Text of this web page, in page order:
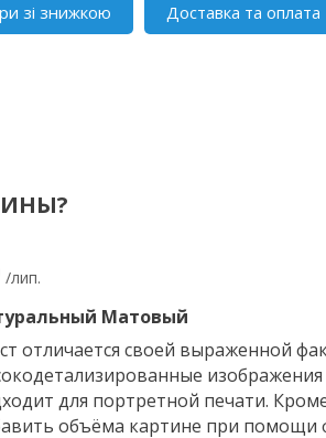
зі знижкою Доставка та оплата
/лип.
Матовый
отличается своей выраженной
для портретной печати.
объёма картине при помощи